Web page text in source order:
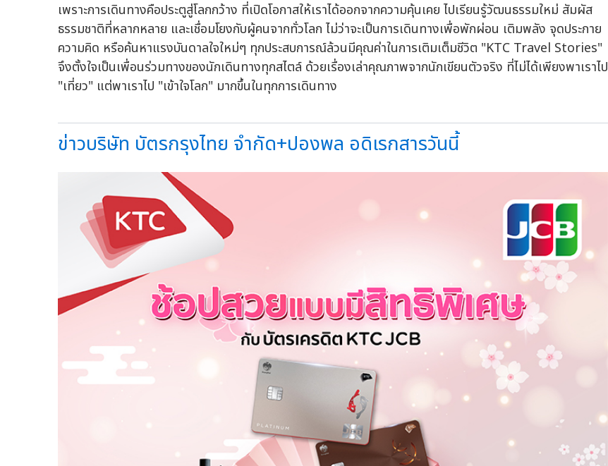
เพราะการเดินทางคือประตูสู่โลกกว้าง ที่เปิดโอกาสให้เราได้ออกจากความคุ้นเคย ไปเรียนรู้วัฒนธรรมใหม่ สัมผัส
ธรรมชาติที่หลากหลาย และเชื่อมโยงกับผู้คนจากทั่วโลก ไม่ว่าจะเป็นการเดินทางเพื่อพักผ่อน เติมพลัง จุดประกาย
ความคิด หรือค้นหาแรงบันดาลใจใหม่ๆ ทุกประสบการณ์ล้วนมีคุณค่าในการเติมเต็มชีวิต "KTC Travel Stories"
จึงตั้งใจเป็นเพื่อนร่วมทางของนักเดินทางทุกสไตล์ ด้วยเรื่องเล่าคุณภาพจากนักเขียนตัวจริง ที่ไม่ได้เพียงพาเราไป
"เที่ยว" แต่พาเราไป "เข้าใจโลก" มากขึ้นในทุกการเดินทาง
ข่าวบริษัท บัตรกรุงไทย จำกัด+ปองพล อดิเรกสารวันนี้